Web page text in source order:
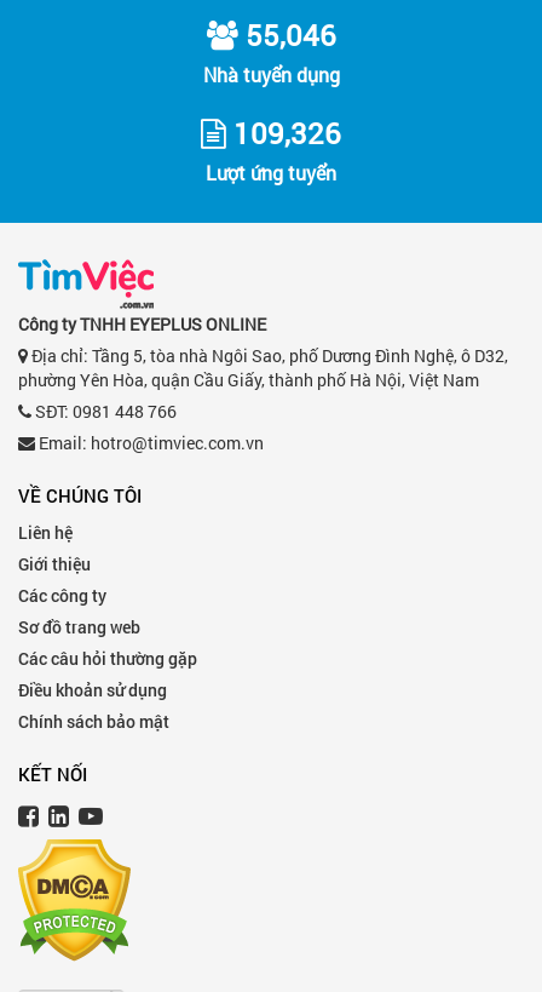
55,046
Nhà tuyển dụng
109,326
Lượt ứng tuyển
Công ty TNHH EYEPLUS ONLINE
Địa chỉ: Tầng 5, tòa nhà Ngôi Sao, phố Dương Đình Nghệ, ô D32,
phường Yên Hòa, quận Cầu Giấy, thành phố Hà Nội, Việt Nam
SĐT: 0981 448 766
Email: hotro@timviec.com.vn
VỀ CHÚNG TÔI
Liên hệ
Giới thiệu
Các công ty
Sơ đồ trang web
Các câu hỏi thường gặp
Điều khoản sử dụng
Chính sách bảo mật
KẾT NỐI